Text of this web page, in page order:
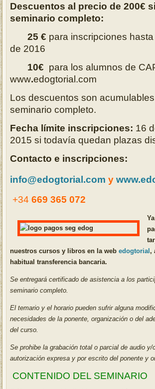
Descuentos al precio de 200€
seminario completo:
25 € para inscripciones
de 2016
10€ para los alumnos de
www.edogtorial.com
Los descuentos son
seminario completo.
Fecha límite inscripciones: 16
2015 si todavía quedan plazas
Contacto e inscripciones:
info@edogtorial.com y
+34669 365 072
nuestros cursos y libros en la web edogtorial,
habitual transferencia bancaria.
Se entregará certificado de asistencia a los
seminario completo.
El temario y el horario pueden sufrir alguna
necesidades de la ponente, organización o del
del curso.
Se prohibe la grabación total o parcial de audio y/
autorización expresa y por escrito del ponente y
CONTENIDO DEL SEMINARIO